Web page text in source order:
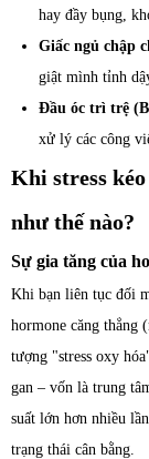
hay đầy bụng,
Giấc ngủ chập
giật mình tỉnh
Đầu óc trì trệ
xử lý các công
Khi stress
như thế nào?
Sự gia tăng của
Khi bạn liên tục đối
hormone căng thẳng
tượng "stress oxy
gan – vốn là trung
suất lớn hơn nhiều
trạng thái cân bằng.